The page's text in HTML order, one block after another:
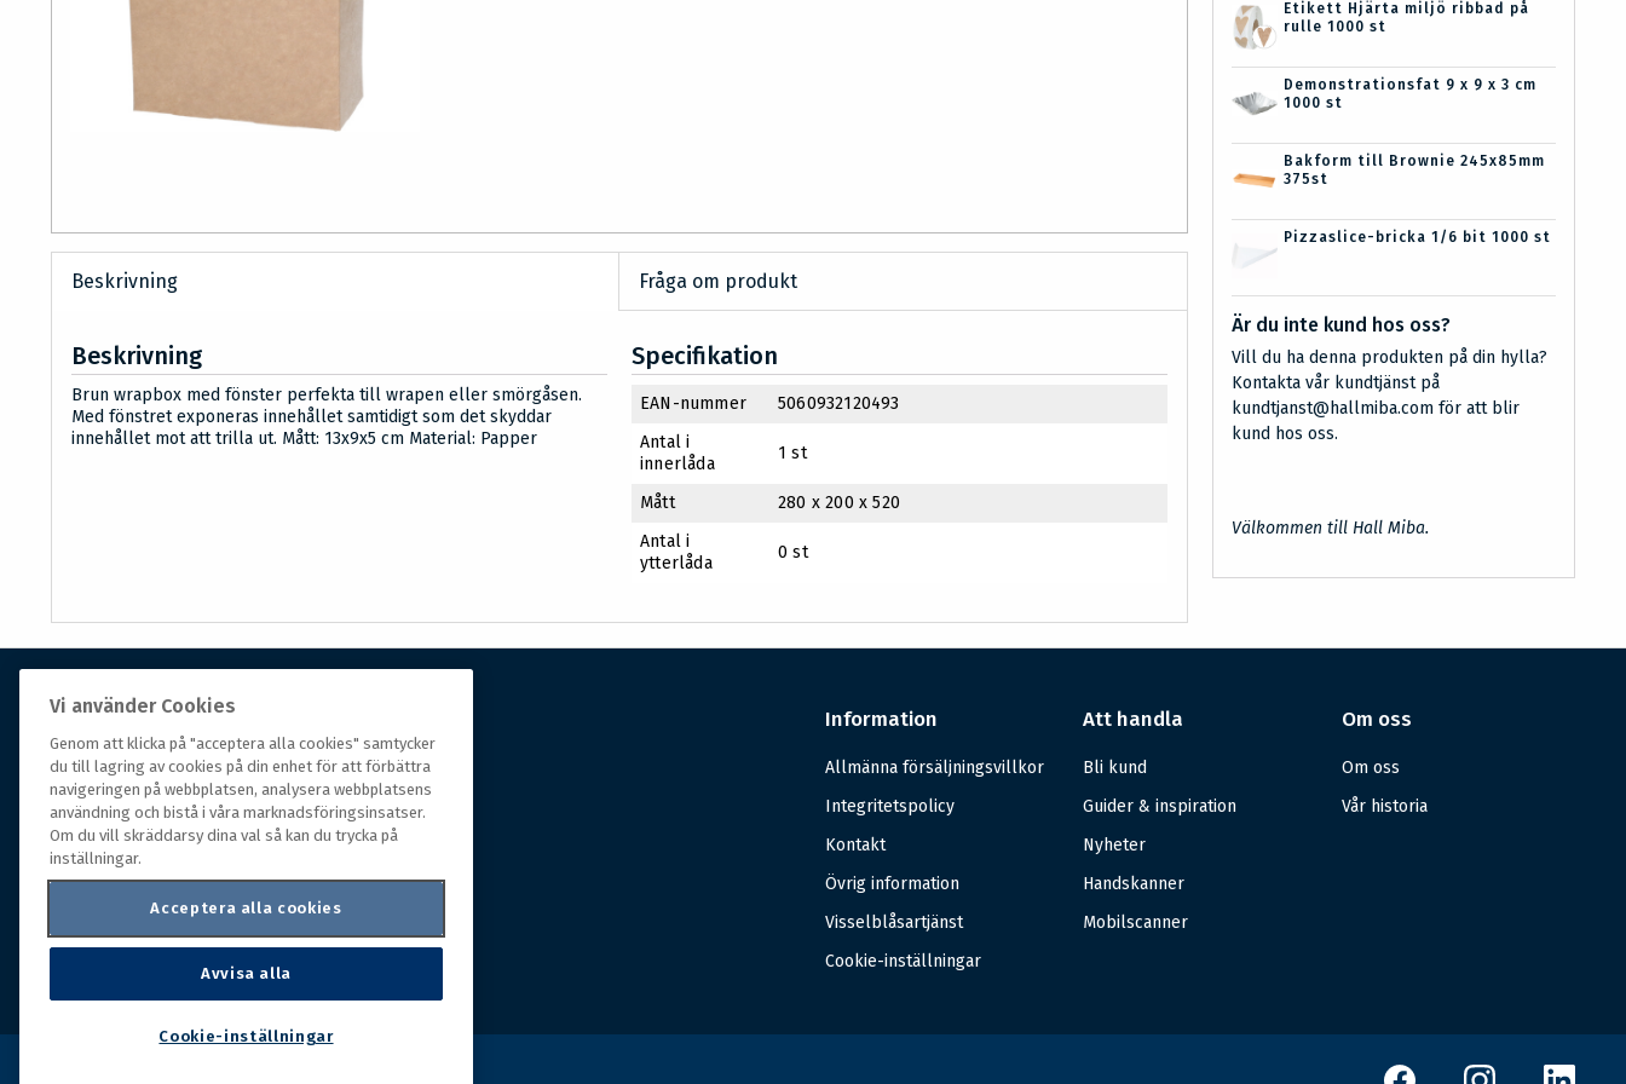
Beskrivning Fråga om produkt
Beskrivning
Brun wrapbox med fönster perfekta till wrapen eller smörgåsen.
Med fönstret exponeras innehållet samtidigt som det skyddar
innehållet mot att trilla ut. Mått: 13x9x5 cm Material: Papper
Specifikation
EAN-nummer
5060932120493
Antal i
innerlåda
1 st
Mått
280 x 200 x 520
Antal i
ytterlåda
0 st
Etikett Hjärta miljö ribbad på
rulle 1000 st
Demonstrationsfat 9 x 9 x 3 cm
1000 st
Bakform till Brownie 245x85mm
375st
Pizzaslice-bricka 1/6 bit 1000 st
Är du inte kund hos oss?
Vill du ha denna produkten på din hylla?
Kontakta vår kundtjänst på
kundtjanst@hallmiba.com för att blir
kund hos oss.
Välkommen till Hall Miba.
Om Hall Miba
Hall Miba är grossisten som funnits på marknaden i
över 150 år. Från huvudkontoret i småländska Växjö
styrs hela organisationen, som erbjuder prisvärda
produkter till kunder i rörelse.
Information
Allmänna försäljningsvillkor
Integritetspolicy
Kontakt
Övrig information
Visselblåsartjänst
Cookie-inställningar
Att handla
Bli kund
Guider & inspiration
Nyheter
Handskanner
Mobilscanner
Om oss
Om oss
Vår historia
Vi använder Cookies
Genom att klicka på "acceptera alla cookies" samtycker
du till lagring av cookies på din enhet för att förbättra
navigeringen på webbplatsen, analysera webbplatsens
användning och bistå i våra marknadsföringsinsatser.
Om du vill skräddarsy dina val så kan du trycka på
inställningar.
Acceptera alla cookies
Avvisa alla
Cookie-inställningar